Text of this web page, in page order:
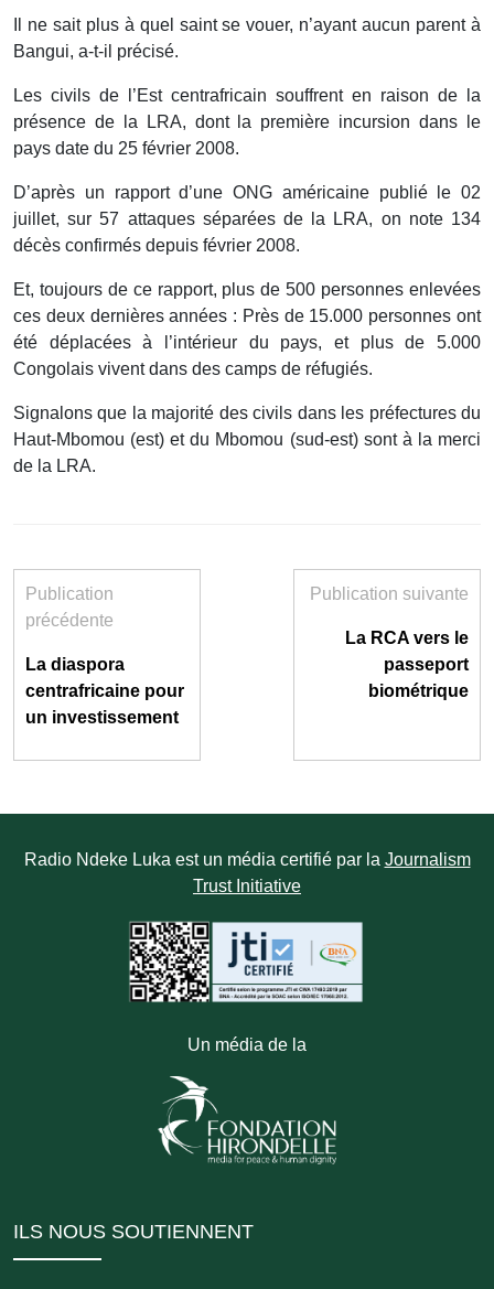
Il ne sait plus à quel saint se vouer, n’ayant aucun parent à
Bangui, a-t-il précisé.
Les civils de l’Est centrafricain souffrent en raison de la
présence de la LRA, dont la première incursion dans le
pays date du 25 février 2008.
D’après un rapport d’une ONG américaine publié le 02
juillet, sur 57 attaques séparées de la LRA, on note 134
décès confirmés depuis février 2008.
Et, toujours de ce rapport, plus de 500 personnes enlevées
ces deux dernières années : Près de 15.000 personnes ont
été déplacées à l’intérieur du pays, et plus de 5.000
Congolais vivent dans des camps de réfugiés.
Signalons que la majorité des civils dans les préfectures du
Haut-Mbomou (est) et du Mbomou (sud-est) sont à la merci
de la LRA.
Publication
précédente
La diaspora
centrafricaine pour
un investissement
Publication suivante
La RCA vers le
passeport
biométrique
Radio Ndeke Luka est un média certifié par la Journalism
Trust Initiative
Un média de la
ILS NOUS SOUTIENNENT